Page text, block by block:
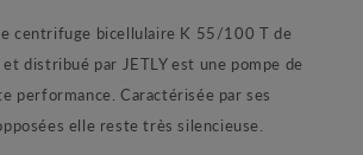
bicellulaire K 55/100 T de
distribué par JETLY est une pompe de
performance. Caractérisée par ses
elle reste très silencieuse.